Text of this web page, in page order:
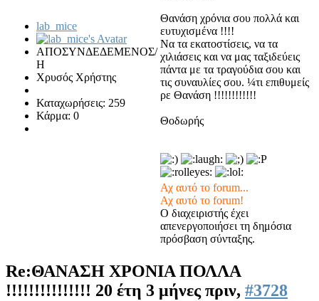
lab_mice
ΑΠΟΣΥΝΔΕΔΕΜΕΝΟΣ/
Η
Χρυσός Χρήστης
Καταχωρήσεις: 259
Κάρμα: 0
Θανάση χρόνια σου πολλά και
ευτυχισμένα !!!!
Να τα εκατοστίσεις, να τα
χιλιάσεις και να μας ταξιδεύεις
πάντα με τα τραγούδια σου και
τις συναυλίες σου. ¼τι επιθυμείς
ρε Θανάση !!!!!!!!!!!!
Θοδωρής
Αχ αυτό το forum...
Αχ αυτό το forum!
Ο διαχειριστής έχει
απενεργοποιήσει τη δημόσια
πρόσβαση σύνταξης.
Re:ΘΑΝΑΣΗ ΧΡΟΝΙΑ ΠΟΛΛΑ
!!!!!!!!!!!!!!! 20 έτη 3 μήνες πριν, #3728